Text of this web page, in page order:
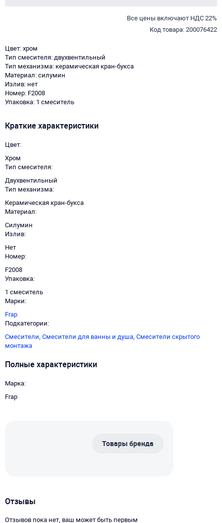
Все цены включают НДС 22%
Код товара: 200076422
Цвет: хром
Тип смесителя: двухвентильный
Тип механизма: керамическая кран-букса
Материал: силумин
Излив: нет
Номер: F2008
Упаковка: 1 смеситель
Краткие характеристики
Цвет
Хром
Тип смесителя
Двухвентильный
Тип механизма
Керамическая кран-букса
Материал
Силумин
Излив
Нет
Номер
F2008
Упаковка
1 смеситель
Марки
Frap
Подкатегории
Смесители, Смесители для ванны и душа, Смесители скрытого
монтажа
Полные характеристики
Марка
Frap
Товары бренда
Отзывы
Отзывов пока нет, ваш может быть первым